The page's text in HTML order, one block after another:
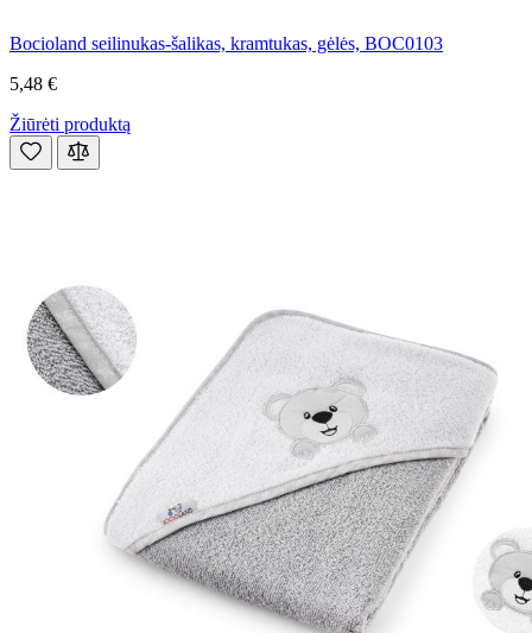
Bocioland seilinukas-šalikas, kramtukas, gėlės, BOC0103
5,48 €
Žiūrėti produktą